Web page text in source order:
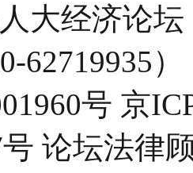
大经济论
62719935）
号 京
号 论坛法律